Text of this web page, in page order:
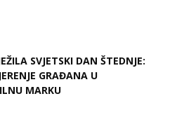
SVJETSKI DAN ŠTEDNJE:
GRAĐANA U
MARKU